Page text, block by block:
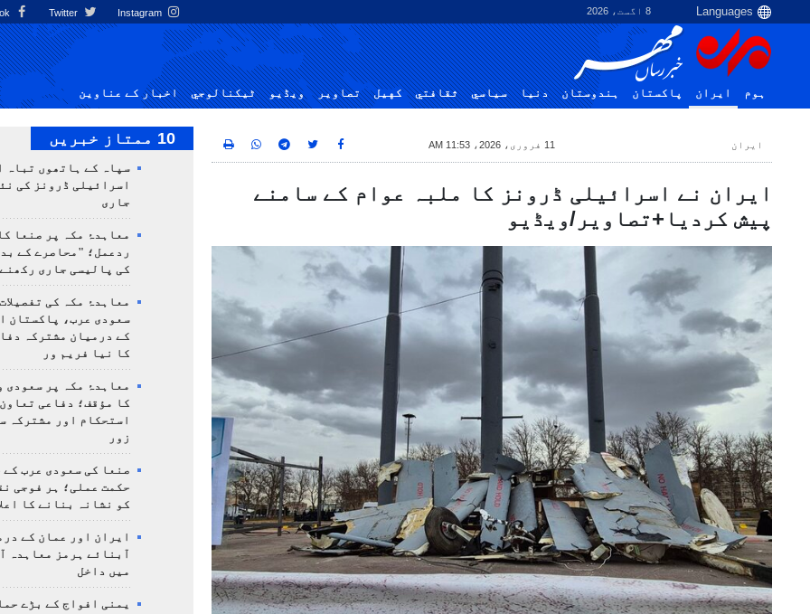
8 اگست، 2026 Instagram
ہوم ایران پاکستان ہندوستان دنیا سياسي ثقافتي کهيل تصاوير ویڈیو ٹيكنالوجي اخبار کے عناوین
ایران 11 فروری، 2026، 11:53 AM
ایران نے اسرائیلی ڈرونز کا ملبہ عوام کے سامنے
پیش کردیا+تصاویر/ویڈیو
10 ممتاز خبریں
سپاہ کے ہاتھوں تباہ
اسرائیلی ڈرونز کی
جاری
معاہدۂ مکہ پر صنعا
ردعمل؛ "محاصرے کے
کی پالیسی جاری رکھنے
معاہدۂ مکہ کی
سعودی عرب، پاکستان
کے درمیان مشترکہ
کا نیا فریم ور
معاہدۂ مکہ پر سعودی
کا مؤقف؛ دفاعی
استحکام اور مشترکہ
زور
صنعا کی سعودی عرب کے
حکمت عملی؛ ہر فوجی
کو نشانہ بنانے کا
ایران اور عمان کے
آبنائے ہرمز معاہدہ
میں داخل
یمنی افواج کے بڑے